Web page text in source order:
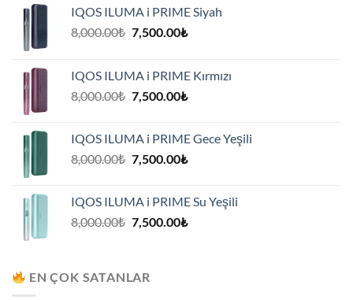
IQOS ILUMA i PRIME Siyah
8,000.00₺ Orijinal
7,500.00₺Şu
7,500.00₺.
IQOS ILUMA i PRIME Kırmızı
8,000.00₺ Orijinal
7,500.00₺Şu
7,500.00₺.
IQOS ILUMA i PRIME Gece Yeşili
8,000.00₺ Orijinal
7,500.00₺Şu
7,500.00₺.
IQOS ILUMA i PRIME Su Yeşili
8,000.00₺ Orijinal
7,500.00₺Şu
EN ÇOK SATANLAR